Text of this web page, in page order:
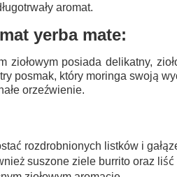
aromat.
yerba mate:
ziołowym posiada delikatny,
posmak, który moringa swoją
orzeźwienie.
rozdrobnionych listków i
suszone ziele burrito oraz